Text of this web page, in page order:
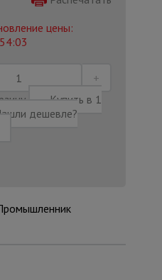
цены:
Купить в 1
дешевле?